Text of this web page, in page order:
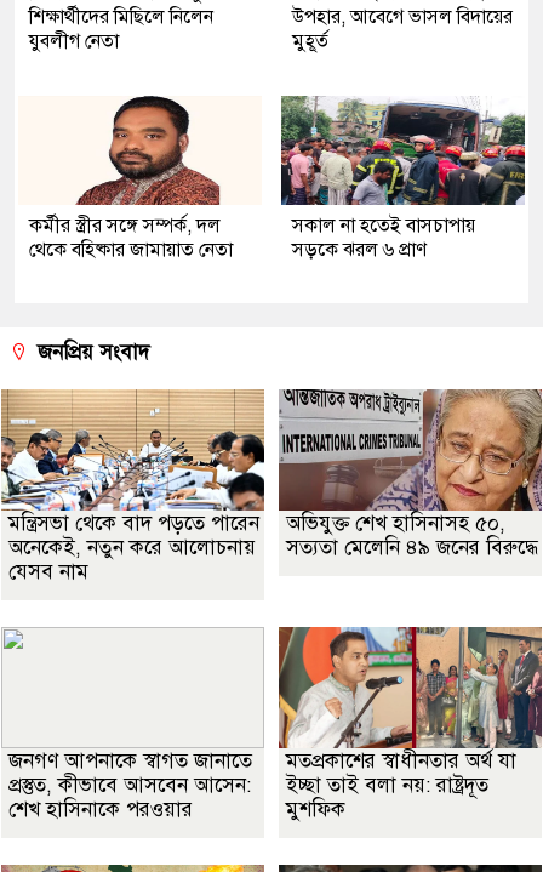
শিক্ষার্থীদের মিছিলে নিলেন
যুবলীগ নেতা
উপহার, আবেগে ভাসল বিদায়ের
মুহূর্ত
কর্মীর স্ত্রীর সঙ্গে সম্পর্ক, দল
থেকে বহিষ্কার জামায়াত নেতা
সকাল না হতেই বাসচাপায়
সড়কে ঝরল ৬ প্রাণ
জনপ্রিয় সংবাদ
মন্ত্রিসভা থেকে বাদ পড়তে পারেন
অনেকেই, নতুন করে আলোচনায়
যেসব নাম
অভিযুক্ত শেখ হাসিনাসহ ৫০,
সত্যতা মেলেনি ৪৯ জনের বিরুদ্ধে
জনগণ আপনাকে স্বাগত জানাতে
প্রস্তুত, কীভাবে আসবেন আসেন:
শেখ হাসিনাকে পরওয়ার
মতপ্রকাশের স্বাধীনতার অর্থ যা
ইচ্ছা তাই বলা নয়: রাষ্ট্রদূত
মুশফিক